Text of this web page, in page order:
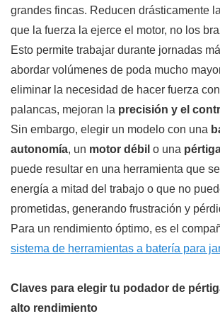
grandes fincas. Reducen drásticamente
que la fuerza la ejerce el motor, no los
Esto permite trabajar durante jornadas
abordar volúmenes de poda mucho
eliminar la necesidad de hacer fuerza
palancas, mejoran la precisión y el
Sin embargo, elegir un modelo con una
autonomía, un motor débil o una
puede resultar en una herramienta que
energía a mitad del trabajo o que no
prometidas, generando frustración y
Para un rendimiento óptimo, es el
sistema de herramientas a batería para
Claves para elegir tu podador de
alto rendimiento